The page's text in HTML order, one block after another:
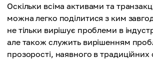
Оскільки всіма активами та
можна легко поділитися з ким
не тільки вирішує проблеми в
але також служить вирішенням
прозорості, наявного в традиційних